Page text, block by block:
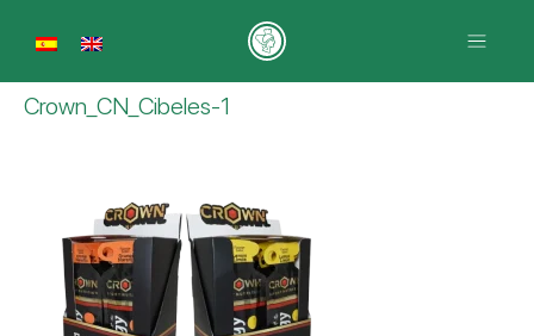
Crown_CN_Cibeles-1